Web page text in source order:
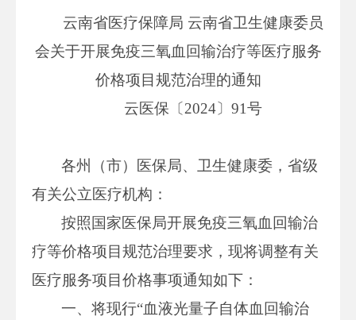
云南省医疗保障局 云南省卫生健康委员
会关于开展免疫三氧血回输治疗等医疗服务
价格项目规范治理的通知
云医保〔2024〕91号
各州（市）医保局、卫生健康委，省级
有关公立医疗机构：
按照国家医保局开展免疫三氧血回输治
疗等价格项目规范治理要求，现将调整有关
医疗服务项目价格事项通知如下：
一、将现行“血液光量子自体血回输治